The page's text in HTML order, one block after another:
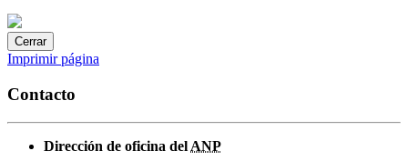
Cerrar
Imprimir página
Contacto
Dirección de oficina del ANP